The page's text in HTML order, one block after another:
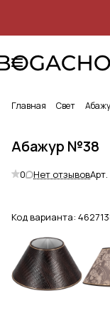
Главная Свет
Абажур №38
0 Нет отзывовАрт.
Код варианта: